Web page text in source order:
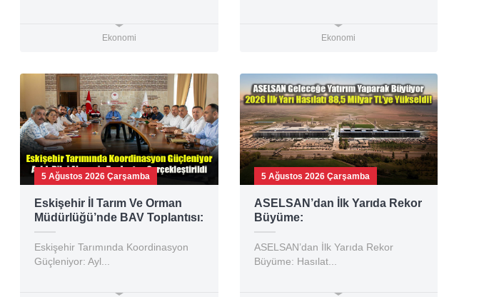
Ekonomi Ekonomi
5 Ağustos 2026 Çarşamba
Eskişehir İl Tarım Ve Orman
Müdürlüğü’nde BAV Toplantısı:
Çalışmalar Masaya Yatırıldı
Eskişehir Tarımında Koordinasyon
Güçleniyor: Ayl...
5 Ağustos 2026 Çarşamba
ASELSAN’dan İlk Yarıda Rekor
Büyüme:
ASELSAN’dan İlk Yarıda Rekor
Büyüme: Hasılat...